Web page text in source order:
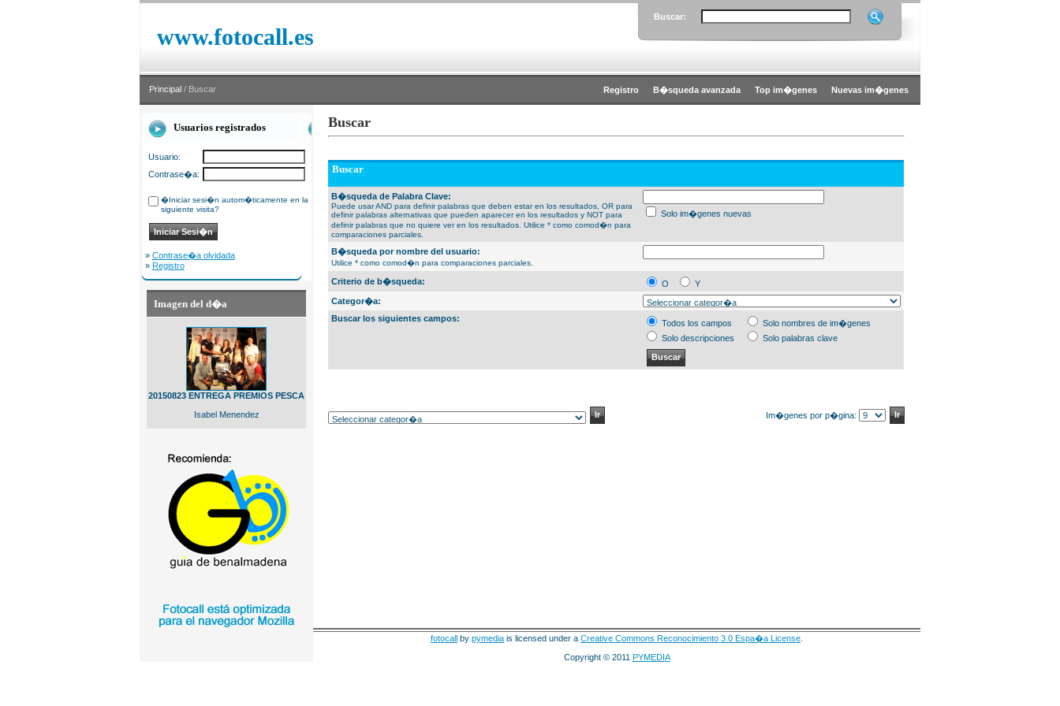
www.fotocall.es
Buscar:
Principal / Buscar Registro B�squeda avanzada Top im�genes Nuevas im�genes
Usuarios registrados
Usuario:
Contrase�a:
�Iniciar sesi�n autom�ticamente en la
siguiente visita?
» Contrase�a olvidada
» Registro
Imagen del d�a
20150823 ENTREGA PREMIOS PESCA
Isabel Menendez
Buscar
Buscar
B�squeda de Palabra Clave:
Puede usar AND para definir palabras que deben estar en los resultados, OR para
definir palabras alternativas que pueden aparecer en los resultados y NOT para
definir palabras que no quiere ver en los resultados. Utilice * como comod�n para
comparaciones parciales.
Solo im�genes nuevas
B�squeda por nombre del usuario:
Utilice * como comod�n para comparaciones parciales.
Criterio de b�squeda: O
Y
Categor�a:
Buscar los siguientes campos:
Todos los campos
Solo nombres de im�genes
Solo descripciones
Solo palabras clave
Im�genes por p�gina:
fotocall by pymedia is licensed under a Creative Commons Reconocimiento 3.0 Espa�a License
Copyright © 2011 PYMEDIA